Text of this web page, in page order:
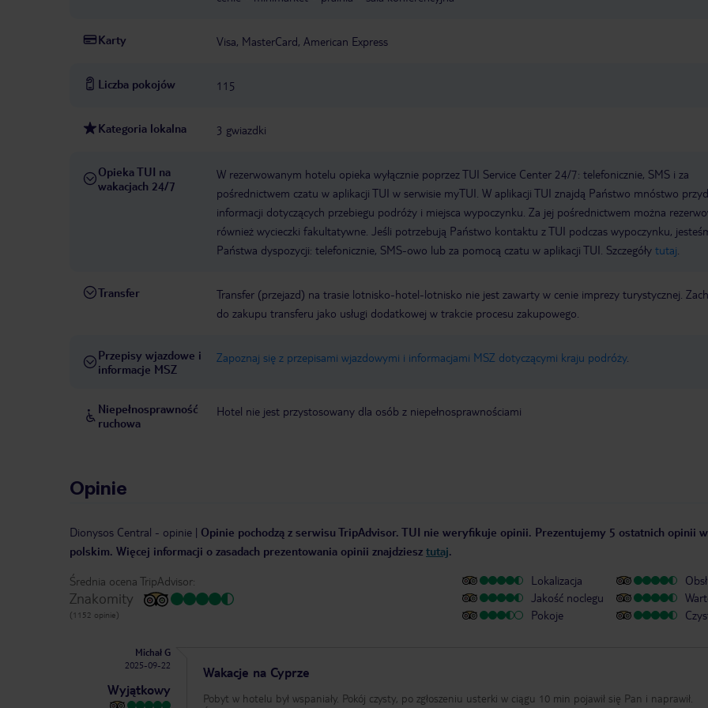
Karty Visa, MasterCard, American Express
Liczba pokojów 115
Kategoria lokalna 3 gwiazdki
Opieka TUI na
wakacjach 24/7
W rezerwowanym hotelu opieka wyłącznie poprzez TUI Service Center 24/7: telefonicznie, SMS i za
pośrednictwem czatu w aplikacji TUI w serwisie myTUI. W aplikacji TUI znajdą Państwo mnóstwo
informacji dotyczących przebiegu podróży i miejsca wypoczynku. Za jej pośrednictwem można
również wycieczki fakultatywne. Jeśli potrzebują Państwo kontaktu z TUI podczas wypoczynku,
Państwa dyspozycji: telefonicznie, SMS-owo lub za pomocą czatu w aplikacji TUI. Szczegóły tutaj
Transfer
Transfer (przejazd) na trasie lotnisko-hotel-lotnisko nie jest zawarty w cenie imprezy turystycznej.
do zakupu transferu jako usługi dodatkowej w trakcie procesu zakupowego.
Przepisy wjazdowe i
informacje MSZ
Zapoznaj się z przepisami wjazdowymi i informacjami MSZ dotyczącymi kraju podróży.
Niepełnosprawność
ruchowa
Hotel nie jest przystosowany dla osób z niepełnosprawnościami
Opinie
Dionysos Central - opinie | Opinie pochodzą z serwisu TripAdvisor. TUI nie weryfikuje opinii. Prezentujemy 5 ostatnich opinii
polskim. Więcej informacji o zasadach prezentowania opinii znajdziesz tutaj.
Średnia ocena TripAdvisor:
Znakomity
(1152 opinie)
Lokalizacja
Jakość noclegu
Pokoje
Michał G
2025-09-22
Wyjątkowy
Wakacje na Cyprze
Pobyt w hotelu był wspaniały. Pokój czysty, po zgłoszeniu usterki w ciągu 10 min pojawił się Pan i naprawił.